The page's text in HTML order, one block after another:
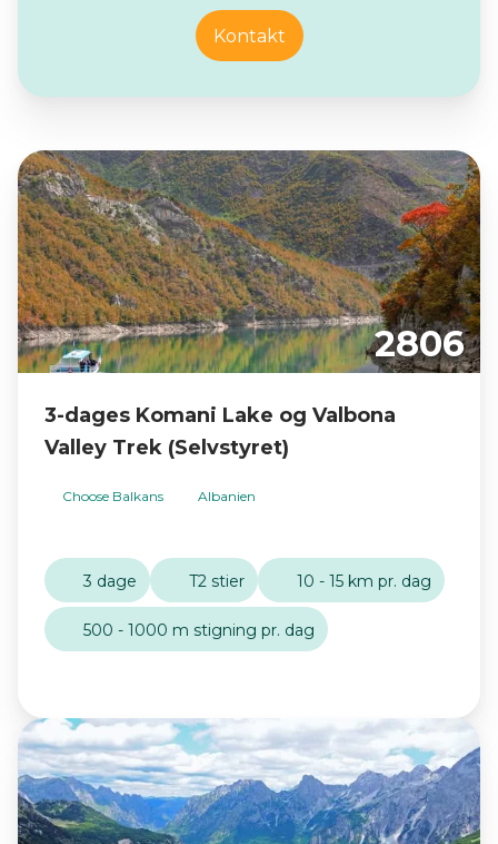
Kontakt
2806
3-dages Komani Lake og Valbona
Valley Trek (Selvstyret)
Choose Balkans Albanien
3 dage T2 stier 10 - 15 km pr. dag
500 - 1000 m stigning pr. dag